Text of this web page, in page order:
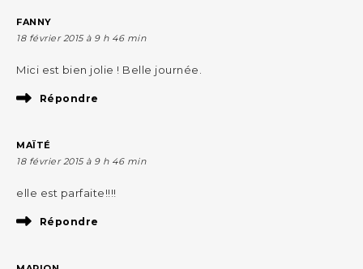
FANNY
18 février 2015 à 9 h 46 min
Mici est bien jolie ! Belle journée.
Répondre
MAÏTÉ
18 février 2015 à 9 h 46 min
elle est parfaite!!!!
Répondre